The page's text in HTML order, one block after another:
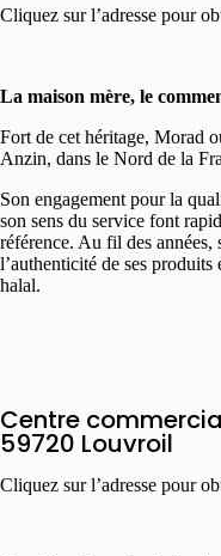
Cliquez sur l’adresse pour
La maison mère, le
Fort de cet héritage, Morad
Anzin, dans le Nord de la
Son engagement pour la
son sens du service font
référence. Au fil des années,
l’authenticité de ses
halal.
Centre
59720 Louvroil
Cliquez sur l’adresse pour